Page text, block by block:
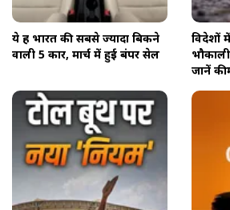
ये हैं भारत की सबसे ज्यादा बिकने
वाली 5 कार, मार्च में हुई बंपर सेल
विदेशों
जानें